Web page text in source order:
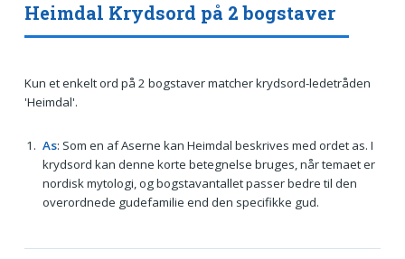
Heimdal Krydsord på 2 bogstaver
Kun et enkelt ord på 2 bogstaver matcher krydsord-ledetråden
'Heimdal'.
As: Som en af Aserne kan Heimdal beskrives med ordet as. I
krydsord kan denne korte betegnelse bruges, når temaet er
nordisk mytologi, og bogstavantallet passer bedre til den
overordnede gudefamilie end den specifikke gud.